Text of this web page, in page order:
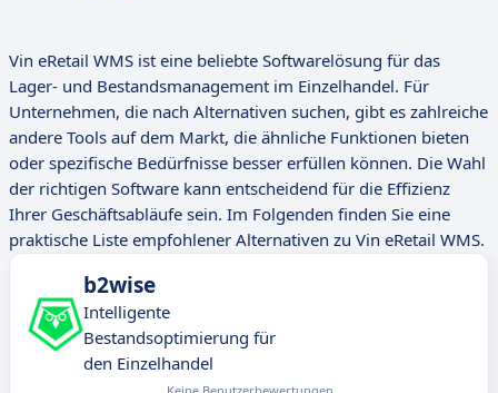
Vin eRetail WMS ist eine beliebte Softwarelösung für das
Lager- und Bestandsmanagement im Einzelhandel. Für
Unternehmen, die nach Alternativen suchen, gibt es zahlreiche
andere Tools auf dem Markt, die ähnliche Funktionen bieten
oder spezifische Bedürfnisse besser erfüllen können. Die Wahl
der richtigen Software kann entscheidend für die Effizienz
Ihrer Geschäftsabläufe sein. Im Folgenden finden Sie eine
praktische Liste empfohlener Alternativen zu Vin eRetail WMS.
b2wise
Intelligente
Bestandsoptimierung für
den Einzelhandel